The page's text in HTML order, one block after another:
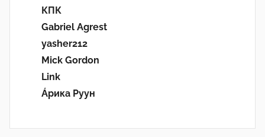
КПК
Gabriel Agrest
yasher212
Mick Gordon
Link
Áрика Руун